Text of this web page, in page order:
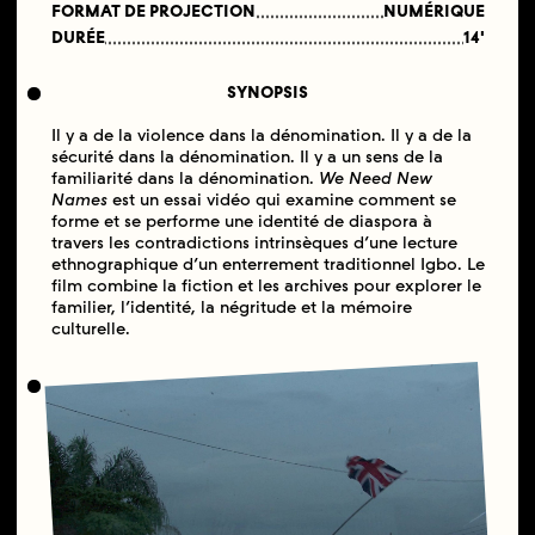
FORMAT DE PROJECTION
NUMÉRIQUE
DURÉE
14'
SYNOPSIS
Il y a de la violence dans la dénomination. Il y a de la
sécurité dans la dénomination. Il y a un sens de la
familiarité dans la dénomination. We Need New
Namesest un essai vidéo qui examine comment se
forme et se performe une identité de diaspora à
travers les contradictions intrinsèques d’une lecture
ethnographique d’un enterrement traditionnel Igbo. Le
film combine la fiction et les archives pour explorer le
familier, l’identité, la négritude et la mémoire
culturelle.